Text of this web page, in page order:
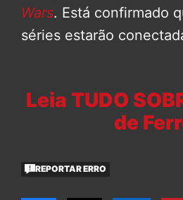
Wars. Está confirmado
séries estarão
Leia TUDO
de
REPORTAR ERRO